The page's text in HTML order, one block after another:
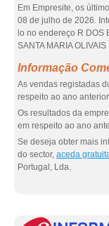
Em Empresite, os
08 de julho de 2026.
lo no endereço R DOS
SANTA MARIA
Informação
As vendas registadas
respeito ao ano
Os resultados da
em respeito ao ano
Se deseja obter mais
do sector, aceda
Portugal, Lda.